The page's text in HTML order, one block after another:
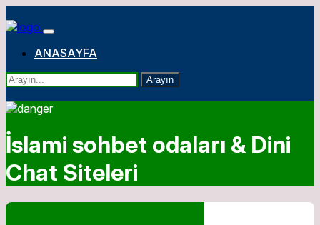
ANASAYFA
Arayın
İslami sohbet odaları & Dini
Chat Siteleri